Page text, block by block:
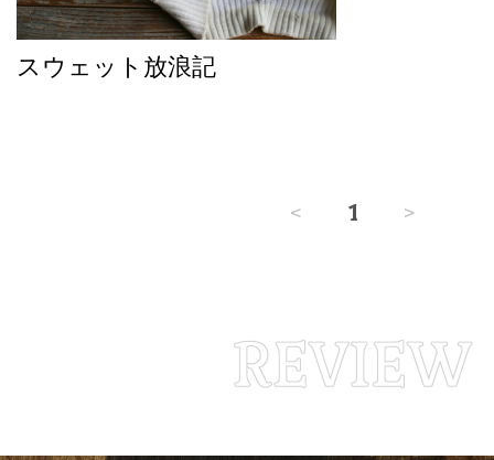
スウェット放浪記
< 1 >